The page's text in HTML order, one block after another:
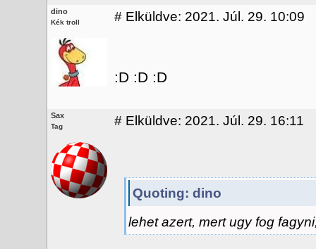
dino
Kék troll # Elküldve: 2021. Júl. 29. 10:09
:D :D :D
Sax
Tag # Elküldve: 2021. Júl. 29. 16:11
Quoting: dino
lehet azert, mert ugy fog